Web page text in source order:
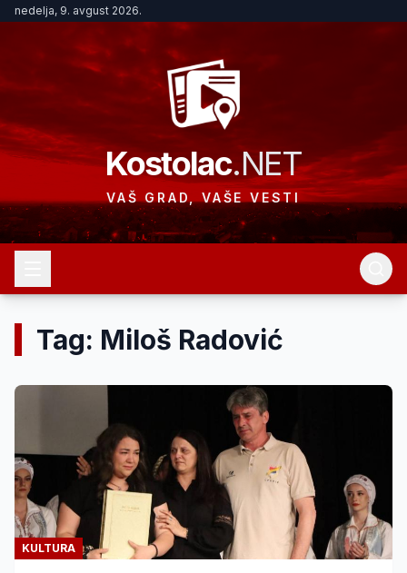
nedelja, 9. avgust 2026.
Kostolac.NET
VAŠ GRAD, VAŠE VESTI
Tag: Miloš Radović
KULTURA